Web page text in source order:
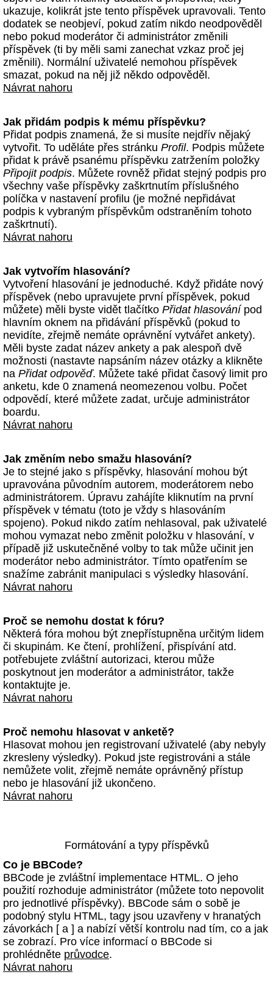
ukazuje, kolikrát jste tento příspěvek upravovali. Tento
dodatek se neobjeví, pokud zatím nikdo neodpověděl
nebo pokud moderátor či administrátor změnili
příspěvek (ti by měli sami zanechat vzkaz proč jej
změnili). Normální uživatelé nemohou příspěvek
smazat, pokud na něj již někdo odpověděl.
Návrat nahoru
Jak přidám podpis k mému příspěvku?
Přidat podpis znamená, že si musíte nejdřív nějaký
vytvořit. To uděláte přes stránku Profil. Podpis můžete
přidat k právě psanému příspěvku zatržením položky
Připojit podpis. Můžete rovněž přidat stejný podpis pro
všechny vaše příspěvky zaškrtnutím příslušného
políčka v nastavení profilu (je možné nepřidávat
podpis k vybraným příspěvkům odstraněním tohoto
zaškrtnutí).
Návrat nahoru
Jak vytvořím hlasování?
Vytvoření hlasování je jednoduché. Když přidáte nový
příspěvek (nebo upravujete první příspěvek, pokud
můžete) měli byste vidět tlačítko Přidat hlasovánípod
hlavním oknem na přidávání příspěvků (pokud to
nevidíte, zřejmě nemáte oprávnění vytvářet ankety).
Měli byste zadat název ankety a pak alespoň dvě
možnosti (nastavte napsáním název otázky a klikněte
na Přidat odpověď. Můžete také přidat časový limit pro
anketu, kde 0 znamená neomezenou volbu. Počet
odpovědí, které můžete zadat, určuje administrátor
boardu.
Návrat nahoru
Jak změním nebo smažu hlasování?
Je to stejné jako s příspěvky, hlasování mohou být
upravována původním autorem, moderátorem nebo
administrátorem. Úpravu zahájíte kliknutím na první
příspěvek v tématu (toto je vždy s hlasováním
spojeno). Pokud nikdo zatím nehlasoval, pak uživatelé
mohou vymazat nebo změnit položku v hlasování, v
případě již uskutečněné volby to tak může učinit jen
moderátor nebo administrátor. Tímto opatřením se
snažíme zabránit manipulaci s výsledky hlasování.
Návrat nahoru
Proč se nemohu dostat k fóru?
Některá fóra mohou být znepřístupněna určitým lidem
či skupinám. Ke čtení, prohlížení, přispívání atd.
potřebujete zvláštní autorizaci, kterou může
poskytnout jen moderátor a administrátor, takže
kontaktujte je.
Návrat nahoru
Proč nemohu hlasovat v anketě?
Hlasovat mohou jen registrovaní uživatelé (aby nebyly
zkresleny výsledky). Pokud jste registrováni a stále
nemůžete volit, zřejmě nemáte oprávněný přístup
nebo je hlasování již ukončeno.
Návrat nahoru
Formátování a typy příspěvků
Co je BBCode?
BBCode je zvláštní implementace HTML. O jeho
použití rozhoduje administrátor (můžete toto nepovolit
pro jednotlivé příspěvky). BBCode sám o sobě je
podobný stylu HTML, tagy jsou uzavřeny v hranatých
závorkách [ a ] a nabízí větší kontrolu nad tím, co a jak
se zobrazí. Pro více informací o BBCode si
prohlédněte průvodce.
Návrat nahoru